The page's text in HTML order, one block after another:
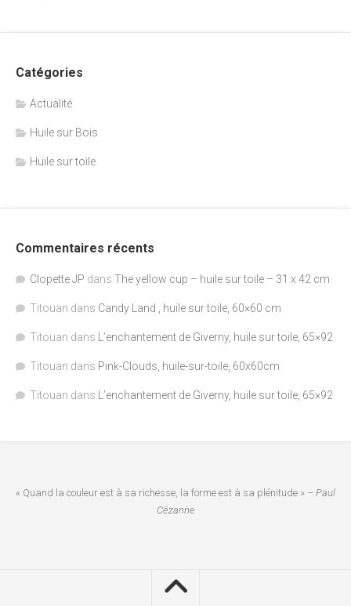
Catégories
Actualité
Huile sur Bois
Huile sur toile
Commentaires récents
Clopette JP dans The yellow cup – huile sur toile – 31 x 42 cm
Titouan dans Candy Land , huile sur toile, 60×60 cm
Titouan dans L’enchantement de Giverny, huile sur toile, 65×92
Titouan dans Pink-Clouds, huile-sur-toile, 60x60cm
Titouan dans L’enchantement de Giverny, huile sur toile, 65×92
« Quand la couleur est à sa richesse, la forme est à sa plénitude » – Paul
Cézanne